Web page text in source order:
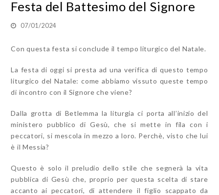
Festa del Battesimo del Signore
07/01/2024
Con questa festa si conclude il tempo liturgico del Natale.
La festa di oggi si presta ad una verifica di questo tempo
liturgico del Natale: come abbiamo vissuto queste tempo
di incontro con il Signore che viene?
Dalla grotta di Betlemma la liturgia ci porta all’inizio del
ministero pubblico di Gesù, che si mette in fila con i
peccatori, si mescola in mezzo a loro. Perchè, visto che lui
è il Messia?
Questo è solo il preludio dello stile che segnerà la vita
pubblica di Gesù che, proprio per questa scelta di stare
accanto ai peccatori, di attendere il figlio scappato da